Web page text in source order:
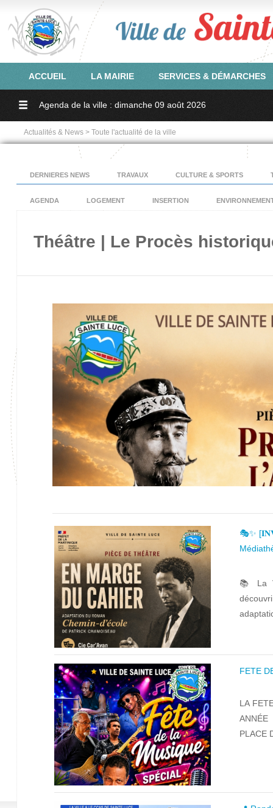
ACCUEIL LA MAIRIE SERVICES & DÉMARCHES
Agenda de la ville : dimanche 09 août 2026
Actualités & News > Toute l'actualité de la ville
DERNIERES NEWS TRAVAUX CULTURE & SPORTS
AGENDA LOGEMENT INSERTION
Théâtre | Le Procès
🎭✨
📚 La
FETE
LA
ANNÉE
PLACE